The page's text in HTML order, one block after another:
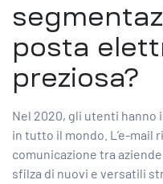
posta
preziosa?
Nel 2020, gli utenti hanno
in tutto il mondo. L’e-mail
comunicazione tra
sfilza di nuovi e versatili